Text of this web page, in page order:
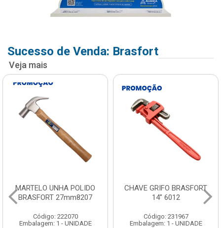
Sucesso de Venda: Brasfort
Veja mais
MARTELO UNHA POLIDO
BRASFORT 27mm8207
Código: 222070
Embalagem: 1 - UNIDADE
CHAVE GRIFO BRASFORT
14” 6012
Código: 231967
Embalagem: 1 - UNIDADE